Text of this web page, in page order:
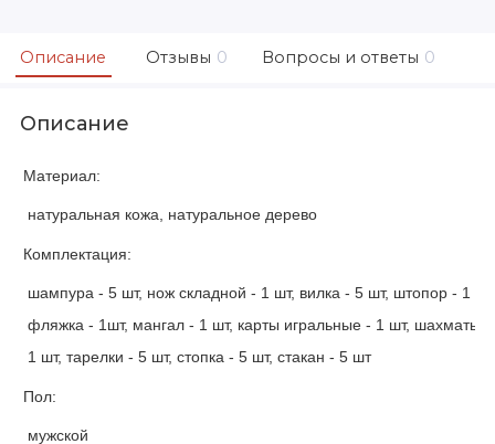
Описание Отзывы 0 Вопросы и ответы 0
Описание
Материал:
натуральная кожа, натуральное дерево
Комплектация:
шампура - 5 шт, нож складной - 1 шт, вилка - 5 шт, штопор - 1
фляжка - 1шт, мангал - 1 шт, карты игральные - 1 шт, шахматы,
1 шт, тарелки - 5 шт, стопка - 5 шт, стакан - 5 шт
Пол:
мужской